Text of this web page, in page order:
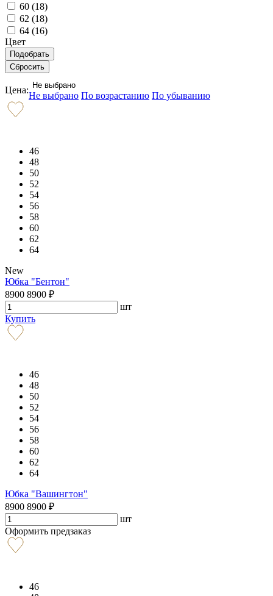
60 (18)
62 (18)
64 (16)
Цвет
Цена: Не выбрано
Не выбрано По возрастанию По убыванию
46
48
50
52
54
56
58
60
62
64
New
Юбка "Бентон"
8900 8900 ₽
шт
Купить
46
48
50
52
54
56
58
60
62
64
Юбка "Вашингтон"
8900 8900 ₽
шт
Оформить предзаказ
46